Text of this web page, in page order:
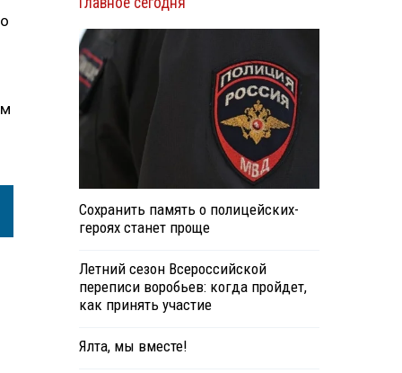
Сохранить память о полицейских-
героях станет проще
Летний сезон Всероссийской
переписи воробьев: когда пройдет,
как принять участие
Ялта, мы вместе!